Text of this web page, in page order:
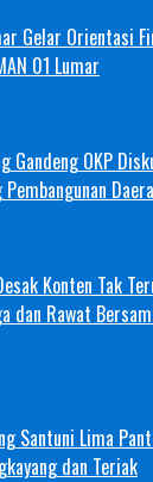
Gelar Orientasi
01 Lumar
Gandeng OKP
Konten Tak
dan Rawat
Santuni Lima
dan Teriak